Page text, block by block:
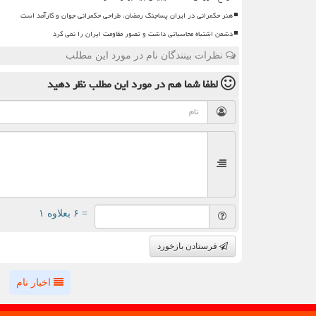
هنر حکمرانی در ایران پساجنگ رمضان، طراحی حکمرانی جوان و کارآمد است
دشمن اشتباه محاسباتی داشت و تصور مقاومت ایران را نمی کرد
نظرات بینندگان نام در مورد این مطلب
لطفا شما همدر مورد این مطلبنظر دهید
= ۶ بعلاوه ۱
فرستادن بازخورد
اخبار نام